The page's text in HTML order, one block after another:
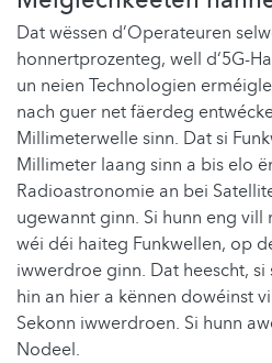
Dat wëssen d’Operateuren
honnertprozenteg, well d‘5G-
un neien Technologien
nach guer net fäerdeg
Millimeterwelle sinn. Dat si
Millimeter laang sinn a bis elo
Radioastronomie an bei
ugewannt ginn. Si hunn eng vill
wéi déi haiteg Funkwellen, op
iwwerdroe ginn. Dat heescht,
hin an hier a kënnen dowéinst
Sekonn iwwerdroen. Si hunn
Nodeel.